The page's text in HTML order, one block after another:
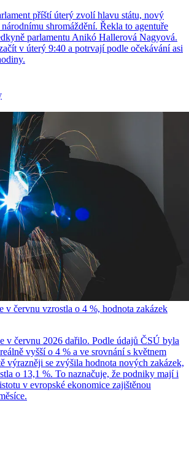
příští úterý zvolí hlavu státu, nový
shromáždění. Řekla to agentuře
parlamentu Anikó Hallerová Nagyová.
v úterý 9:40 a potrvají podle očekávání asi
v červnu vzrostla o 4 %, hodnota zakázek
v červnu 2026 dařilo. Podle údajů ČSÚ byla
vyšší o 4 % a ve srovnání s květnem
výrazněji se zvýšila hodnota nových zakázek,
o 13,1 %. To naznačuje, že podniky mají i
v evropské ekonomice zajištěnou